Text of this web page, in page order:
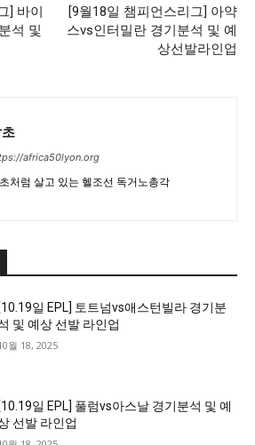
] 바이
석 및
[9월18일 챔피언스리그] 아약
스vs인터밀란 경기분석 및 예
상선발라인업
africa50lyon.org
처럼 살고 있는 헬조선 독거노총각
[10.19일 EPL] 토트넘vs애스턴빌라 경기분
및 예상 선발 라인업
월 18, 2025
[10.19일 EPL] 풀럼vs아스날 경기분석 및 예
선발 라인업